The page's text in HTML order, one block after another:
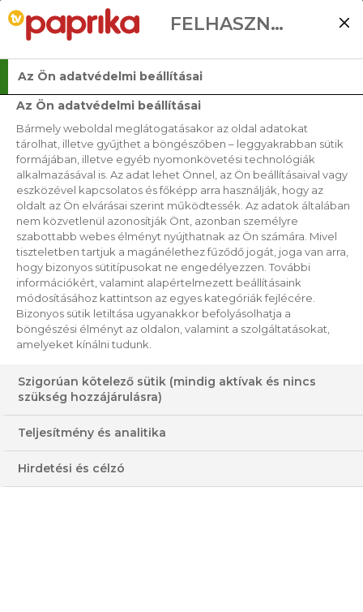
VÉGRE ITT A
DINNYESZEZON!
2019. 02. 14.
Ezeket a trükköket érdemes kipróbálni
görögdinnyével.
FELHASZNÁLÓI BEÁLLÍTÁSOK
Az Ön adatvédelmi beállításai
Az Ön adatvédelmi beállításai
Bármely weboldal meglátogatásakor az oldal adatokat
tárolhat, illetve gyűjthet a böngészőben – leggyakrabban sütik
formájában, illetve egyéb nyomonkövetési technológiák
alkalmazásával is. Az adat lehet Önnel, az Ön beállításaival vagy
eszközével kapcsolatos és főképp arra használják, hogy az
oldalt az Ön elvárásai szerint működtessék. Az adatok általában
nem közvetlenül azonosítják Önt, azonban személyre
szabottabb webes élményt nyújthatnak az Ön számára. Mivel
tiszteletben tartjuk a magánélethez fűződő jogát, joga van arra,
hogy bizonyos sütitípusokat ne engedélyezzen. További
információkért, valamint alapértelmezett beállításaink
módosításához kattintson az egyes kategóriák fejlécére.
Bizonyos sütik letiltása ugyanakkor befolyásolhatja a
böngészési élményt az oldalon, valamint a szolgáltatásokat,
amelyeket kínálni tudunk.
Szigorúan kötelező sütik (mindig aktívak és nincs
szükség hozzájárulásra)
Teljesítmény és analitika
Hirdetési és célzó